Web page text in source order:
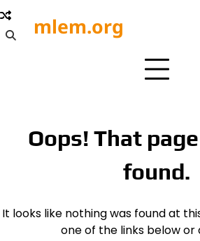
Skip
to
content
mlem.org
Oops! That
found.
It looks like nothing was found at
one of the links below or